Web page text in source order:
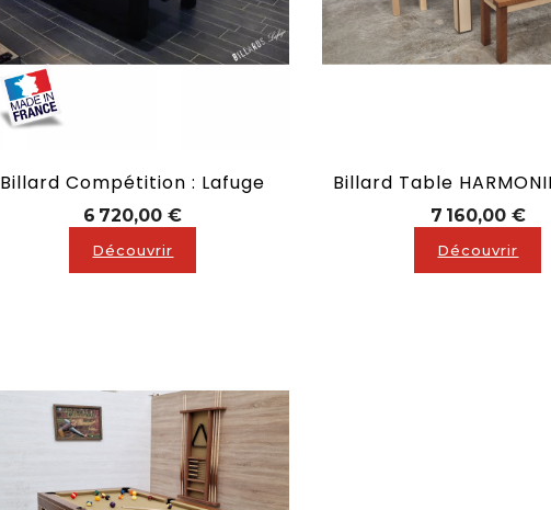
Billard Compétition : Lafuge
6 720,00 €Prix
Découvrir
7 160,00 €
Découvrir